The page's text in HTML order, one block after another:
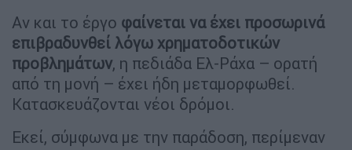
Αν και το έργο φαίνεται να έχει προσωρινά
επιβραδυνθεί λόγω χρηματοδοτικών
προβλημάτων, η πεδιάδα Ελ-Ράχα – ορατή
από τη μονή – έχει ήδη μεταμορφωθεί.
Κατασκευάζονται νέοι δρόμοι.
Εκεί, σύμφωνα με την παράδοση, περίμεναν